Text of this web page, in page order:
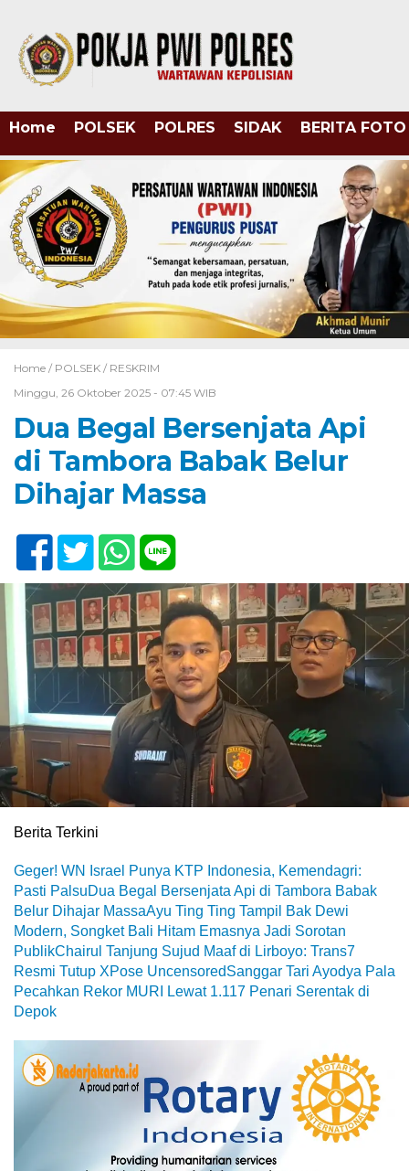
Home POLSEK POLRES SIDAK BERITA FOTO
Home / POLSEK / RESKRIM
Minggu, 26 Oktober 2025 - 07:45 WIB
Dua Begal Bersenjata Api
di Tambora Babak Belur
Dihajar Massa
Berita Terkini
Geger! WN Israel Punya KTP Indonesia, Kemendagri:
Pasti PalsuDua Begal Bersenjata Api di Tambora Babak
Belur Dihajar MassaAyu Ting Ting Tampil Bak Dewi
Modern, Songket Bali Hitam Emasnya Jadi Sorotan
PublikChairul Tanjung Sujud Maaf di Lirboyo: Trans7
Resmi Tutup XPose UncensoredSanggar Tari Ayodya Pala
Pecahkan Rekor MURI Lewat 1.117 Penari Serentak di
Depok